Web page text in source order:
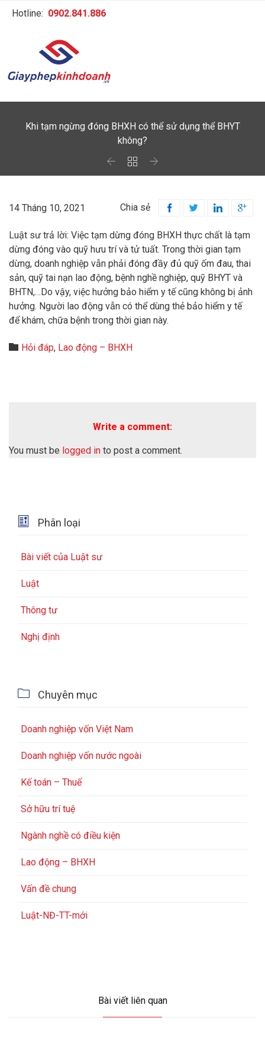
Hotline: 0902.841.886
Khi tạm ngừng đóng BHXH có thể sử dụng thể BHYT
không?
  
14 Tháng 10, 2021 Chia sẻ    
Luật sư trả lời: Việc tạm dừng đóng BHXH thực chất là tạm
dừng đóng vào quỹ hưu trí và tử tuất. Trong thời gian tạm
dừng, doanh nghiệp vẫn phải đóng đầy đủ quỹ ốm đau, thai
sản, quỹ tai nạn lao động, bệnh nghề nghiệp, quỹ BHYT và
BHTN,…Do vậy, việc hưởng bảo hiểm y tế cũng không bị ảnh
hưởng. Người lao động vẫn có thể dùng thẻ bảo hiểm y tế
để khám, chữa bệnh trong thời gian này.
 Category
Hỏi đáp, Lao động – BHXH
Write a comment:
You must be logged in to post a comment.
 Phân loại
Bài viết của Luật sư
Luật
Thông tư
Nghị định
 Chuyên mục
Doanh nghiệp vốn Việt Nam
Doanh nghiệp vốn nước ngoài
Kế toán – Thuế
Sở hữu trí tuệ
Ngành nghề có điều kiện
Lao động – BHXH
Vấn đề chung
Luật-NĐ-TT-mới
Bài viết liên quan